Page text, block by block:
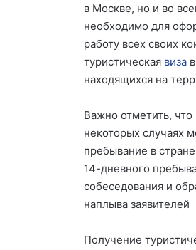
в Москве, но и во
необходимо для
работу всех своих
туристическая виза
находящихся на
Важно отметить, что
некоторых случаях
пребывание в
14-дневного
собеседования и
наплыва заявителей
Получение